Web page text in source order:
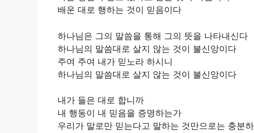
배운 대로 행하는 것이 믿음이다
하나님은 그의 말씀을 통해 그의 뜻을 나타내신다
하나님의 말씀대로 살지 않는 것이 불신앙이다
주여 주여 내가 믿노라 하시니
하나님의 말씀대로 살지 않는 것이 불신앙이다
내가 들은 대로 합니까
내 행동이 내 믿음을 증명하는가
우리가 말로만 믿는다고 말하는 것만으로는 충분